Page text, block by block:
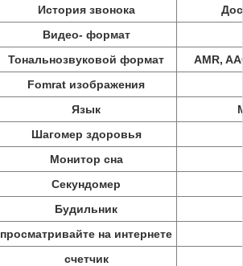
История звонока
Видео- формат
Тональнозвуковой формат
AMR,
Fomrat изображения
Язык
Шагомер здоровья
Монитор сна
Секундомер
Будильник
просматривайте на интернете
счетчик